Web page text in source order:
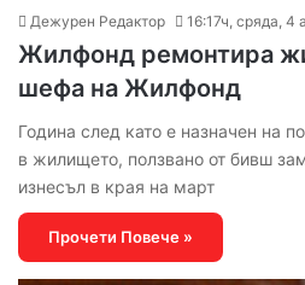
Дежурен Редактор 16:17ч, сряда, 4
Жилфонд ремонтира
шефа на Жилфонд
Година след като е назначен на
в жилището, ползвано от бивш
изнесъл в края на март
Прочети Повече »